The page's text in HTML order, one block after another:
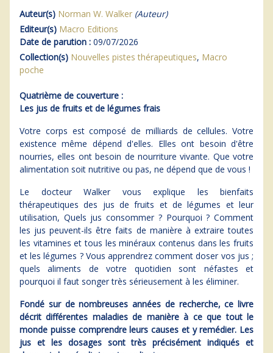
Auteur(s) Norman W. Walker (Auteur)
Editeur(s) Macro Editions
Date de parution : 09/07/2026
Collection(s) Nouvelles pistes thérapeutiques, Macro
poche
Quatrième de couverture :
Les jus de fruits et de légumes frais
Votre corps est composé de milliards de cellules. Votre
existence même dépend d'elles. Elles ont besoin d'être
nourries, elles ont besoin de nourriture vivante. Que votre
alimentation soit nutritive ou pas, ne dépend que de vous !
Le docteur Walker vous explique les bienfaits
thérapeutiques des jus de fruits et de légumes et leur
utilisation, Quels jus consommer ? Pourquoi ? Comment
les jus peuvent-ils être faits de manière à extraire toutes
les vitamines et tous les minéraux contenus dans les fruits
et les légumes ? Vous apprendrez comment doser vos jus ;
quels aliments de votre quotidien sont néfastes et
pourquoi il faut songer très sérieusement à les éliminer.
Fondé sur de nombreuses années de recherche, ce livre
décrit différentes maladies de manière à ce que tout le
monde puisse comprendre leurs causes et y remédier. Les
jus et les dosages sont très précisément indiqués et